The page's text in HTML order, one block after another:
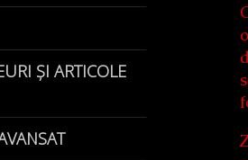
ȘI ARTICOLE